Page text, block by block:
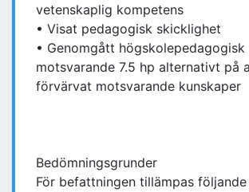
vetenskaplig kompetens
• Visat pedagogisk skicklighet
• Genomgått
motsvarande 7.5 hp alternativt på
förvärvat motsvarande kunskaper
Bedömningsgrunder
För befattningen tillämpas följande